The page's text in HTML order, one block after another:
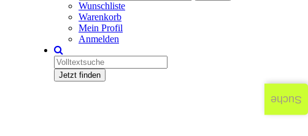
Wunschliste
Warenkorb
Mein Profil
Anmelden
Jetzt finden
Suche